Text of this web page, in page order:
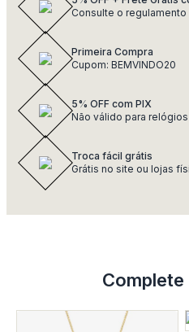
Consulte o regulamento
Primeira Compra
Cupom: BEMVINDO20
5% OFF com PIX
Não válido para
Troca fácil grátis
Grátis no site ou lojas